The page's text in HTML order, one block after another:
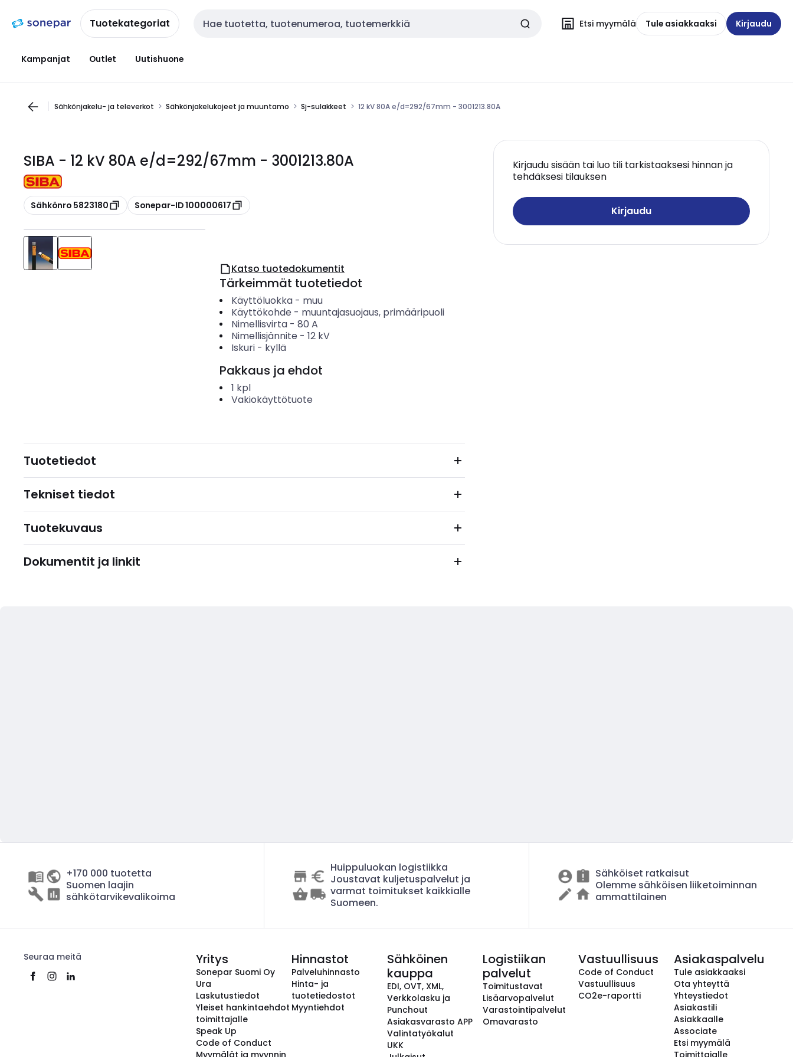
navigointiinsisältöönTuotekategoriat Haku Etsi myymälä Tule asiakkaaksi Kirjaudu
Kampanjat Outlet Uutishuone
Sähkönjakelu- ja televerkot Sähkönjakelukojeet ja muuntamo Sj-sulakkeet 12 kV 80A e/d=292/67mm - 3001213.80A
SIBA - 12 kV 80A e/d=292/67mm - 3001213.80A
Kopioi
Sähkönro 5823180 Kopioi
Sonepar-ID 100000617
Kirjaudu sisään tai luo tili tarkistaaksesi hinnan ja
tehdäksesi tilauksen
Kirjaudu
Katso tuotedokumentit
Tärkeimmät tuotetiedot
Käyttöluokka- muu
Käyttökohde - muuntajasuojaus, primääripuoli
Nimellisvirta- 80 A
Nimellisjännite - 12 kV
Iskuri- kyllä
Pakkaus ja ehdot
1 kpl
Vakiokäyttötuote
Tuotetiedot
Tekniset tiedot
Tuotekuvaus
Dokumentit ja linkit
+170 000 tuotetta
Suomen laajin
sähkötarvikevalikoima
Huippuluokan logistiikka
Joustavat kuljetuspalvelut ja
varmat toimitukset kaikkialle
Suomeen.
Sähköiset ratkaisut
Olemme sähköisen liiketoiminnan
ammattilainen
Seuraa meitä Yritys
Sonepar Suomi Oy
Ura
Laskutustiedot
Yleiset hankintaehdot
toimittajalle
Speak Up
Code of Conduct
Myymälät ja myynnin
Hinnastot
Palveluhinnasto
Hinta- ja
tuotetiedostot
Myyntiehdot
Sähköinen
kauppa
EDI, OVT, XML,
Verkkolasku ja
Punchout
Asiakasvarasto APP
Valintatyökalut
UKK
Logistiikan
palvelut
Toimitustavat
Lisäarvopalvelut
Varastointipalvelut
Omavarasto
Vastuullisuus
Code of Conduct
Vastuullisuus
CO2e-raportti
Asiakaspalvelu
Tule asiakkaaksi
Ota yhteyttä
Yhteystiedot
Asiakastili
Asiakkaalle
Associate
Etsi myymälä
Toimittajalle